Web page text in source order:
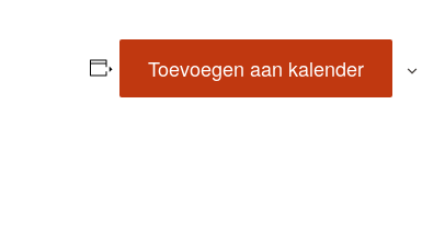
Toevoegen aan kalender